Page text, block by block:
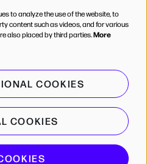
to analyze the use of the website, to
content such as videos, and for various
also placed by third parties.More
COOKIES
COOKIES